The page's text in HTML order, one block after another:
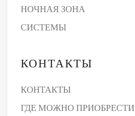
НОЧНАЯ ЗОНА
СИСТЕМЫ
КОНТАКТЫ
КОНТАКТЫ
ГДЕ МОЖНО ПРИОБРЕСТИ